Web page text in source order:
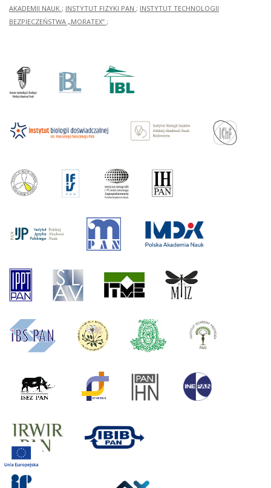
AKADEMII NAUK ; INSTYTUT FIZYKI PAN ; INSTYTUT TECHNOLOGII
BEZPIECZEŃSTWA „MORATEX” ;